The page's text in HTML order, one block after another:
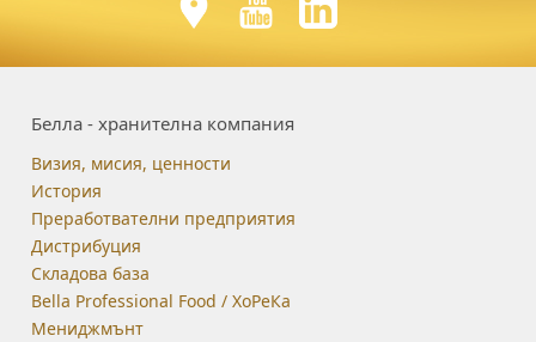
Белла - хранителна компания
Визия, мисия, ценности
История
Преработвателни предприятия
Дистрибуция
Складова база
Bella Professional Food / ХоРеКа
Мениджмънт